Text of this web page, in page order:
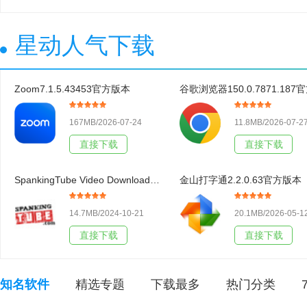
星动人气下载
Zoom7.1.5.43453官方版本
167MB/2026-07-24
直接下载
11.8MB/2026-07-
直接下载
14.7MB/2024-10-21
直接下载
金山打字通2.2.0.63官方版本
20.1MB/2026-05-
直接下载
知名软件 精选专题 下载最多 热门分类